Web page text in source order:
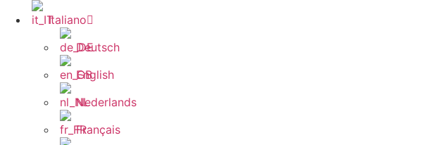
Italiano
Deutsch
English
Nederlands
Français